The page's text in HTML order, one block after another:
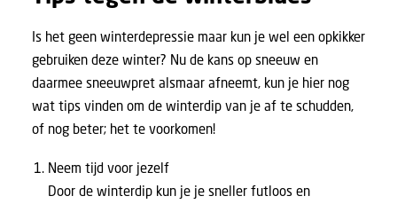
Is het geen winterdepressie maar kun je wel een opkikker
gebruiken deze winter? Nu de kans op sneeuw en
daarmee sneeuwpret alsmaar afneemt, kun je hier nog
wat tips vinden om de winterdip van je af te schudden,
of nog beter; het te voorkomen!
Neem tijd voor jezelf
Door de winterdip kun je je sneller futloos en